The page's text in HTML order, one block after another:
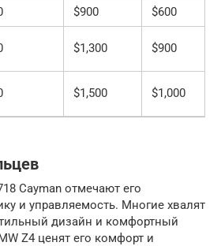
$900
$600
$1,300 $900
$1,500 $1,000
Cayman отмечают его
и управляемость. Многие хвалят
дизайн и комфортный
Z4 ценят его комфорт и